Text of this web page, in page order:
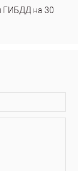
ГИБДД на 30